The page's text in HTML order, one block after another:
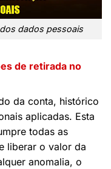
dados pessoais
de retirada no
da conta, histórico
aplicadas. Esta
todas as
liberar o valor da
anomalia, o